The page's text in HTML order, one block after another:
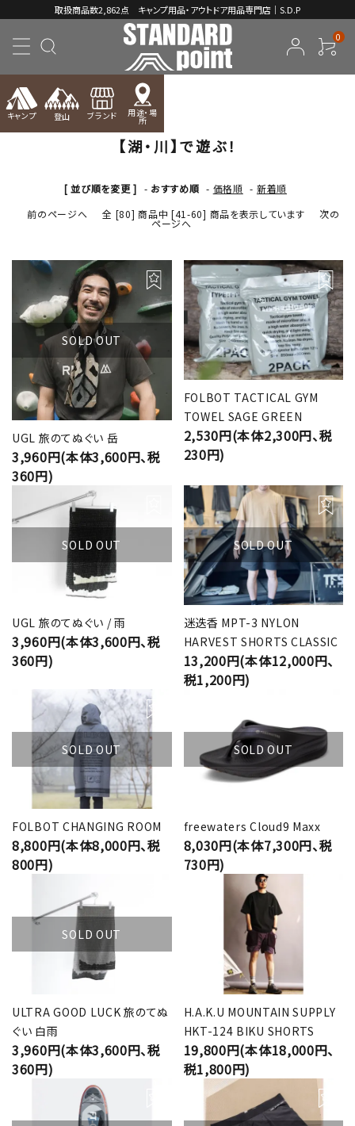
取扱商品数2,862点 キャンプ用品・アウトドア用品専門店｜S.D.P
0
キャンプ 登山 ブランド 用途・場
所
meeting_room person
INFORMATION
TOP 【湖・川】で遊ぶ！
【湖・川】で遊ぶ！
[ 並び順を変更 ] - おすすめ順 - 価格順 - 新着順
前のページへ
全 [80] 商品中 [41-60] 商品を表示しています 次の
ページへ
SOLD OUT
UGL 旅のてぬぐい 岳
3,960円(本体3,600円、税
360円)
FOLBOT TACTICAL GYM
TOWEL SAGE GREEN
2,530円(本体2,300円、税
230円)
SOLD OUT
UGL 旅のてぬぐい / 雨
3,960円(本体3,600円、税
360円)
SOLD OUT
迷迭香 MPT-3 NYLON
HARVEST SHORTS CLASSIC
13,200円(本体12,000円、
税1,200円)
SOLD OUT
FOLBOT CHANGING ROOM
8,800円(本体8,000円、税
800円)
SOLD OUT
freewaters Cloud9 Maxx
8,030円(本体7,300円、税
730円)
SOLD OUT
ULTRA GOOD LUCK 旅のてぬ
ぐい 白雨
3,960円(本体3,600円、税
360円)
H.A.K.U MOUNTAIN SUPPLY
HKT-124 BIKU SHORTS
19,800円(本体18,000円、
税1,800円)